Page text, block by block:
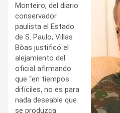
Monteiro, del diario
conservador
paulista el Estado
de S. Paulo, Villas
Bôas justificó el
alejamiento del
oficial afirmando
que “en tiempos
difíciles, no es para
nada deseable que
se produzca